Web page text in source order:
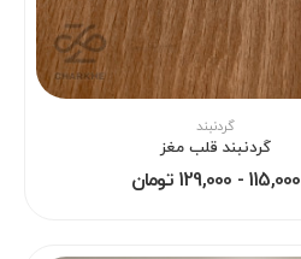
گردنبند
گردنبند قلب مغز
115,000 - 129,000 تومان